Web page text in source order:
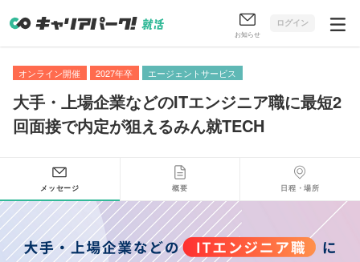
お知らせ
ログイン
オンライン開催 2027年卒 エージェントサービス
大手・上場企業などのITエンジニア職に最短2
回面接で内定が狙えるみん就TECH
メッセージ 概要 日程・場所